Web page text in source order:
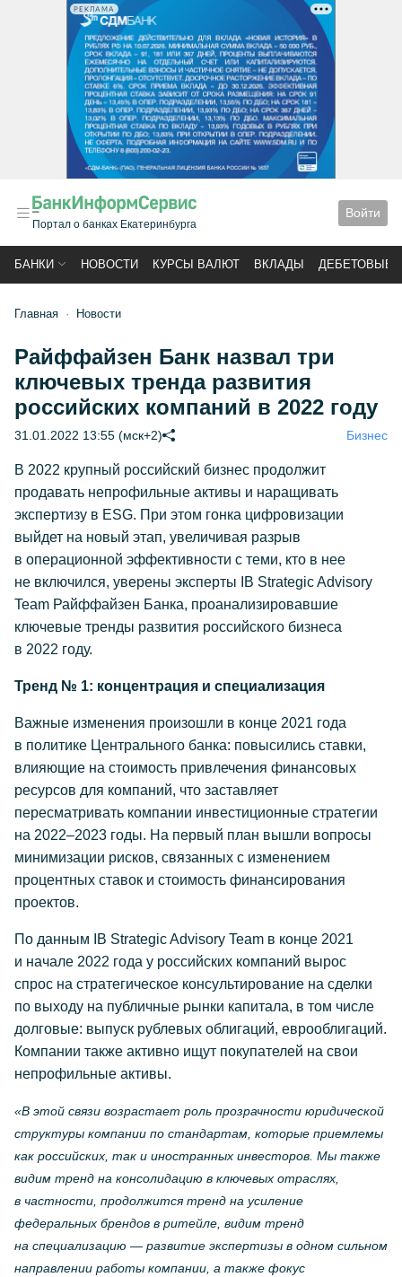
РЕКЛАМА
Портал о банках Екатеринбурга
Войти
БАНКИ НОВОСТИ КУРСЫ ВАЛЮТ ВКЛАДЫ ДЕБЕТОВЫЕ
Главная Новости
Райффайзен Банк назвал три
ключевых тренда развития
российских компаний в 2022 году
31.01.2022 13:55 (мск+2) Бизнес
В 2022 крупный российский бизнес продолжит
продавать непрофильные активы и наращивать
экспертизу в ESG. При этом гонка цифровизации
выйдет на новый этап, увеличивая разрыв
в операционной эффективности с теми, кто в нее
не включился, уверены эксперты IB Strategic Advisory
Team Райффайзен Банка, проанализировавшие
ключевые тренды развития российского бизнеса
в 2022 году.
Тренд № 1: концентрация и специализация
Важные изменения произошли в конце 2021 года
в политике Центрального банка: повысились ставки,
влияющие на стоимость привлечения финансовых
ресурсов для компаний, что заставляет
пересматривать компании инвестиционные стратегии
на 2022–2023 годы. На первый план вышли вопросы
минимизации рисков, связанных с изменением
процентных ставок и стоимость финансирования
проектов.
По данным IB Strategic Advisory Team в конце 2021
и начале 2022 года у российских компаний вырос
спрос на стратегическое консультирование на сделки
по выходу на публичные рынки капитала, в том числе
долговые: выпуск рублевых облигаций, еврооблигаций.
Компании также активно ищут покупателей на свои
непрофильные активы.
«В этой связи возрастает роль прозрачности юридической
структуры компании по стандартам, которые приемлемы
как российских, так и иностранных инвесторов. Мы также
видим тренд на консолидацию в ключевых отраслях,
в частности, продолжится тренд на усиление
федеральных брендов в ритейле, видим тренд
на специализацию — развитие экспертизы в одном сильном
направлении работы компании, а также фокус